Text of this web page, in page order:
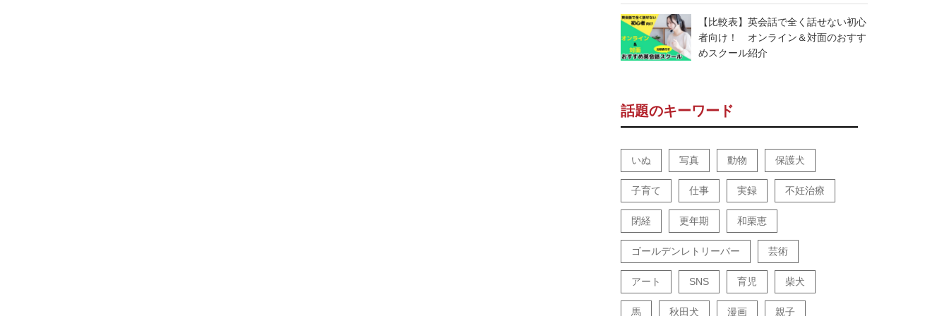
【比較表】英会話で全く話せない初心
者向け！ オンライン＆対面のおすす
めスクール紹介
話題のキーワード
いぬ 写真 動物 保護犬
子育て 仕事 実録 不妊治療
閉経 更年期 和栗恵
ゴールデンレトリーバー 芸術
アート SNS 育児 柴犬
馬 秋田犬 漫画 親子